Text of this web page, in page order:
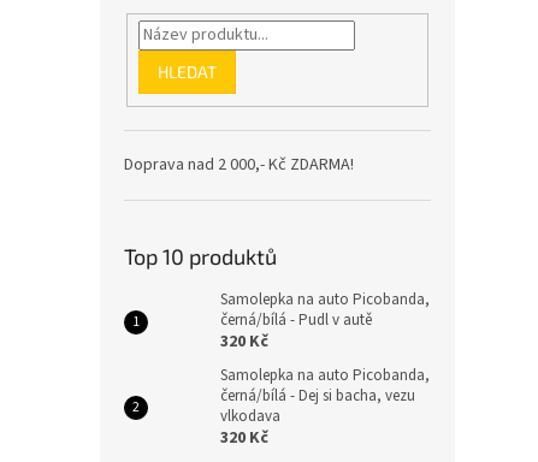
HLEDAT
Doprava nad 2 000,- Kč ZDARMA!
Top 10 produktů
Samolepka na auto Picobanda,
černá/bílá - Pudl v autě
320 Kč
Samolepka na auto Picobanda,
černá/bílá - Dej si bacha, vezu
vlkodava
320 Kč